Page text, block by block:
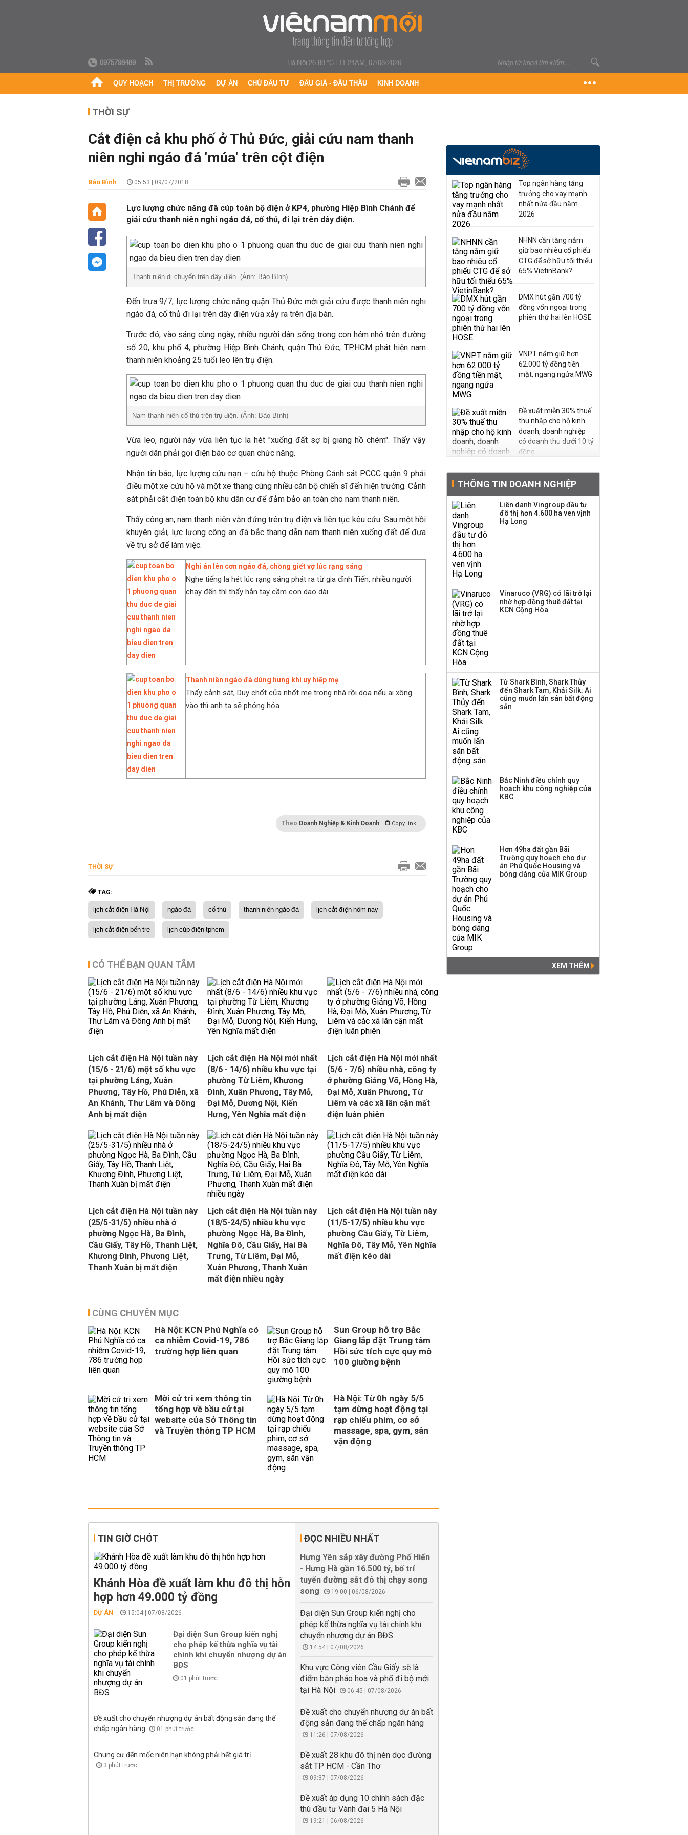
0975798489 Hà Nội 26.88 °C| 11:24AM, 07/08/2026
QUY HOẠCH THỊ TRƯỜNG DỰ ÁN CHỦ ĐẦU TƯ ĐẤU GIÁ - ĐẤU THẦU KINH DOANH
THỜI SỰ
Cắt điện cả khu phố ở Thủ Đức, giải cứu nam thanh
niên nghi ngáo đá 'múa' trên cột điện
Bảo Bình 05:53 | 09/07/2018
Lực lượng chức năng đã cúp toàn bộ điện ở KP4, phường Hiệp Bình Chánh để
giải cứu thanh niên nghi ngáo đá, cố thủ, đi lại trên dây điện.
Thanh niên di chuyển trên dây điện. (Ảnh: Bảo Bình)
Đến trưa 9/7, lực lượng chức năng quận Thủ Đức mới giải cứu được thanh niên nghi
ngáo đá, cố thủ đi lại trên dây điện vừa xảy ra trên địa bàn.
Trước đó, vào sáng cùng ngày, nhiều người dân sống trong con hẻm nhỏ trên đường
số 20, khu phố 4, phường Hiệp Bình Chánh, quận Thủ Đức, TP.HCM phát hiện nam
thanh niên khoảng 25 tuổi leo lên trụ điện.
Nam thanh niên cố thủ trên trụ điện. (Ảnh: Bảo Bình)
Vừa leo, người này vừa liên tục la hét "xuống đất sợ bị giang hồ chém". Thấy vậy
người dân phải gọi điện báo cơ quan chức năng.
Nhận tin báo, lực lượng cứu nạn – cứu hộ thuộc Phòng Cảnh sát PCCC quận 9 phải
điều một xe cứu hộ và một xe thang cùng nhiều cán bộ chiến sĩ đến hiện trường. Cảnh
sát phải cắt điện toàn bộ khu dân cư để đảm bảo an toàn cho nam thanh niên.
Thấy công an, nam thanh niên vẫn đứng trên trụ điện và liên tục kêu cứu. Sau một hồi
khuyên giải, lực lương công an đã bắc thang dẫn nam thanh niên xuống đất để đưa
về trụ sở để làm việc.
Nghi án lên cơn ngáo đá, chồng giết vợ lúc rạng sáng
Nghe tiếng la hét lúc rạng sáng phát ra từ gia đình Tiến, nhiều người
chạy đến thì thấy hắn tay cầm con dao dài ...
Thanh niên ngáo đá dùng hung khí uy hiếp mẹ
Thấy cảnh sát, Duy chốt cửa nhốt mẹ trong nhà rồi dọa nếu ai xông
vào thì anh ta sẽ phóng hỏa.
Theo Doanh Nghiệp & Kinh Doanh Copy link
THỜI SỰ
TAG:
lịch cắt điện Hà Nội ngáo đá cố thủ thanh niên ngáo đá
lịch cắt điện hôm nay
lịch cắt điện bến tre
lịch cúp điện tphcm
CÓ THỂ BẠN QUAN TÂM
Lịch cắt điện Hà Nội tuần này
(15/6 - 21/6) một số khu vực
tại phường Láng, Xuân
Phương, Tây Hồ, Phú Diễn, xã
An Khánh, Thư Lâm và Đông
Anh bị mất điện
Lịch cắt điện Hà Nội mới nhất
(8/6 - 14/6) nhiều khu vực tại
phường Từ Liêm, Khương
Đình, Xuân Phương, Tây Mỗ,
Đại Mỗ, Dương Nội, Kiến
Hưng, Yên Nghĩa mất điện
Lịch cắt điện Hà Nội mới nhất
(5/6 - 7/6) nhiều nhà, công ty
ở phường Giảng Võ, Hồng Hà,
Đại Mỗ, Xuân Phương, Từ
Liêm và các xã lân cận mất
điện luân phiên
Lịch cắt điện Hà Nội tuần này
(25/5-31/5) nhiều nhà ở
phường Ngọc Hà, Ba Đình,
Cầu Giấy, Tây Hồ, Thanh Liệt,
Khương Đình, Phương Liệt,
Thanh Xuân bị mất điện
Lịch cắt điện Hà Nội tuần này
(18/5-24/5) nhiều khu vực
phường Ngọc Hà, Ba Đình,
Nghĩa Đô, Cầu Giấy, Hai Bà
Trưng, Từ Liêm, Đại Mỗ,
Xuân Phương, Thanh Xuân
mất điện nhiều ngày
Lịch cắt điện Hà Nội tuần này
(11/5-17/5) nhiều khu vực
phường Cầu Giấy, Từ Liêm,
Nghĩa Đô, Tây Mỗ, Yên Nghĩa
mất điện kéo dài
CÙNG CHUYÊN MỤC
Hà Nội: KCN Phú Nghĩa có
ca nhiễm Covid-19, 786
trường hợp liên quan
Sun Group hỗ trợ Bắc
Giang lắp đặt Trung tâm
Hồi sức tích cực quy mô
100 giường bệnh
Mời cử tri xem thông tin
tổng hợp về bầu cử tại
website của Sở Thông tin
và Truyền thông TP HCM
Hà Nội: Từ 0h ngày 5/5
tạm dừng hoạt động tại
rạp chiếu phim, cơ sở
massage, spa, gym, sân
vận động
TIN GIỜ CHÓT
Khánh Hòa đề xuất làm khu đô thị hỗn
hợp hơn 49.000 tỷ đồng
DỰ ÁN 15:04 | 07/08/2026
Đại diện Sun Group kiến nghị
cho phép kế thừa nghĩa vụ tài
chính khi chuyển nhượng dự án
BĐS
01 phút trước
Đề xuất cho chuyển nhượng dự án bất động sản đang thế
chấp ngân hàng
01 phút trước
Chung cư đến mốc niên hạn không phải hết giá trị
3 phút trước
ĐỌC NHIỀU NHẤT
Hưng Yên sắp xây đường Phố Hiến
- Hưng Hà gần 16.500 tỷ, bố trí
tuyến đường sắt đô thị chạy song
song
19:00 | 06/08/2026
Đại diện Sun Group kiến nghị cho
phép kế thừa nghĩa vụ tài chính khi
chuyển nhượng dự án BĐS
14:54 | 07/08/2026
Khu vực Công viên Cầu Giấy sẽ là
điểm bắn pháo hoa và phố đi bộ mới
tại Hà Nội
06:45 | 07/08/2026
Đề xuất cho chuyển nhượng dự án bất
động sản đang thế chấp ngân hàng
11:26 | 07/08/2026
Đề xuất 28 khu đô thị nén dọc đường
sắt TP HCM - Cần Thơ
09:37 | 07/08/2026
Đề xuất áp dụng 10 chính sách đặc
thù đầu tư Vành đai 5 Hà Nội
19:21 | 06/08/2026
Top ngân hàng tăng
trưởng cho vay mạnh
nhất nửa đầu năm
2026
NHNN cần tăng nắm
giữ bao nhiêu cổ phiếu
CTG để sở hữu tối thiểu
65% VietinBank?
DMX hút gần 700 tỷ
đồng vốn ngoại trong
phiên thứ hai lên HOSE
VNPT nắm giữ hơn
62.000 tỷ đồng tiền
mặt, ngang ngửa MWG
Đề xuất miễn 30% thuế
thu nhập cho hộ kinh
doanh, doanh nghiệp
có doanh thu dưới 10 tỷ
đồng
gần 500 triệu cổ phiếu,
tăng vốn lên gần
77.800 tỷ
phiếu, người làm chủ
tịch ở tuổi 27
Việt Nam muốn phát
triển quỹ hưu trí: Từ tiết
kiệm gia đình thành
THÔNG TIN DOANH NGHIỆP
Liên danh Vingroup đầu tư
đô thị hơn 4.600 ha ven vịnh
Hạ Long
Vinaruco (VRG) có lãi trở lại
nhờ hợp đồng thuê đất tại
KCN Cộng Hòa
Từ Shark Bình, Shark Thủy
đến Shark Tam, Khải Silk: Ai
cũng muốn lấn sân bất động
sản
Bắc Ninh điều chỉnh quy
hoạch khu công nghiệp của
KBC
Hơn 49ha đất gần Bãi
Trường quy hoạch cho dự
án Phú Quốc Housing và
bóng dáng của MIK Group
XEM THÊM